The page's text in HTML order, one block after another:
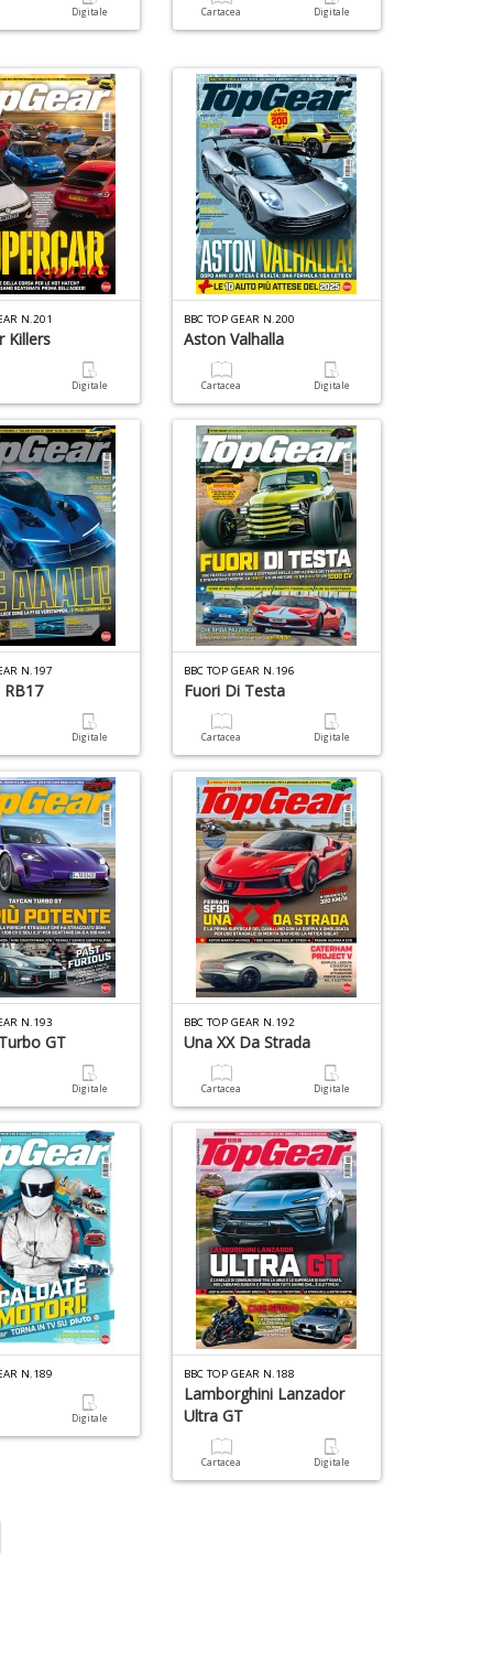
Digitale Cartacea Digitale
N.201
Killers
Digitale
BBC TOP GEAR N.200
Aston Valhalla
Cartacea Digitale
N.197
RB17
Digitale
BBC TOP GEAR N.196
Fuori Di Testa
Cartacea Digitale
N.193
GT
Digitale
BBC TOP GEAR N.192
Una XX Da Strada
Cartacea Digitale
N.189
Digitale
BBC TOP GEAR N.188
Lamborghini Lanzador
Ultra GT
Cartacea Digitale